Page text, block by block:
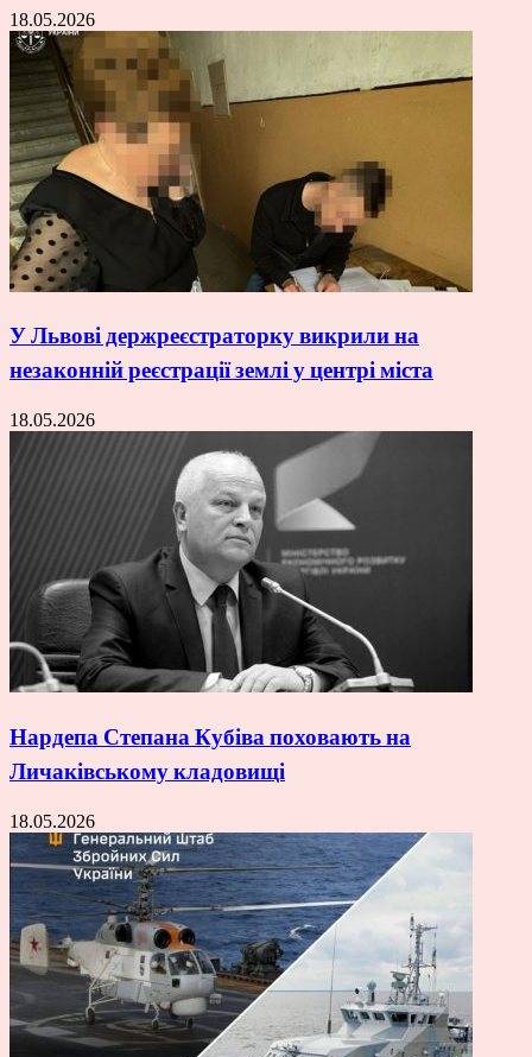
18.05.2026
У Львові держреєстраторку викрили на
незаконній реєстрації землі у центрі міста
18.05.2026
Нардепа Степана Кубіва поховають на
Личаківському кладовищі
18.05.2026